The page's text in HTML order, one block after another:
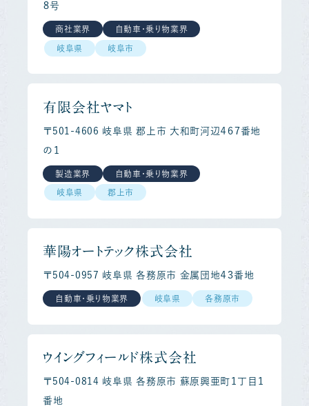
８号
商社業界 自動車・乗り物業界
岐阜県 岐阜市
有限会社ヤマト
〒501-4606 岐阜県 郡上市 大和町河辺４６７番地
の１
製造業界 自動車・乗り物業界
岐阜県 郡上市
華陽オートテック株式会社
〒504-0957 岐阜県 各務原市 金属団地４３番地
自動車・乗り物業界 岐阜県 各務原市
ウイングフィールド株式会社
〒504-0814 岐阜県 各務原市 蘇原興亜町１丁目１
番地